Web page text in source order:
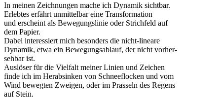
In meinen Zeichnungen mache ich Dynamik sichtbar.
Erlebtes erfährt unmittelbar eine Transformation
und erscheint als Bewegungslinie oder Strichfeld auf
dem Papier.
Dabei interessiert mich besonders die nicht-lineare
Dynamik, etwa ein Bewegungsablauf, der nicht vorher-
sehbar ist.
Auslöser für die Vielfalt meiner Linien und Zeichen
finde ich im Herabsinken von Schneeflocken und vom
Wind bewegten Zweigen, oder im Prasseln des Regens
auf Stein.